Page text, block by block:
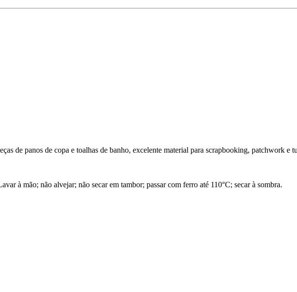
de panos de copa e toalhas de banho, excelente material para scrapbooking, patchwork
à mão; não alvejar; não secar em tambor; passar com ferro até 110°C; secar à sombra.